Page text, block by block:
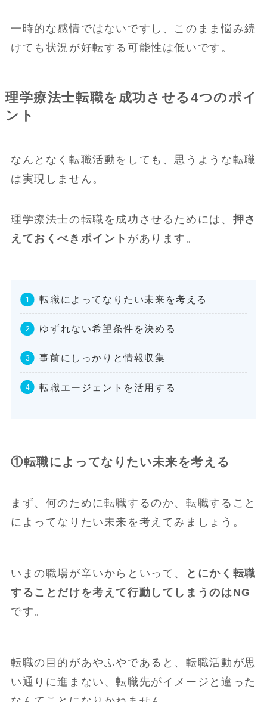
一時的な感情ではないですし、このまま悩み続
けても状況が好転する可能性は低いです。
理学療法士転職を成功させる4つのポイ
ント
なんとなく転職活動をしても、思うような転職
は実現しません。
理学療法士の転職を成功させるためには、 押さ
えておくべきポイント があります。
転職によってなりたい未来を考える
ゆずれない希望条件を決める
事前にしっかりと情報収集
転職エージェントを活用する
①転職によってなりたい未来を考える
まず、何のために転職するのか、転職すること
によってなりたい未来を考えてみましょう。
いまの職場が辛いからといって、
とにかく転職
することだけを考えて行動してしまうのはNG
です。
転職の目的があやふやであると、転職活動が思
い通りに進まない、転職先がイメージと違った